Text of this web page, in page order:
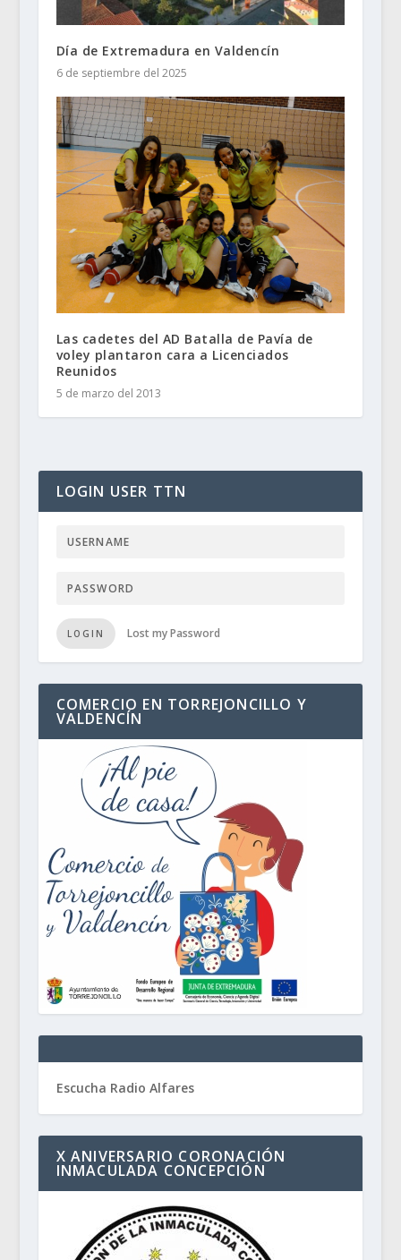
Día de Extremadura en Valdencín
6 de septiembre del 2025
Las cadetes del AD Batalla de Pavía de
voley plantaron cara a Licenciados
Reunidos
5 de marzo del 2013
LOGIN USER TTN
LOGIN Lost my Password
COMERCIO EN TORREJONCILLO Y
VALDENCÍN
Escucha Radio Alfares
X ANIVERSARIO CORONACIÓN
INMACULADA CONCEPCIÓN